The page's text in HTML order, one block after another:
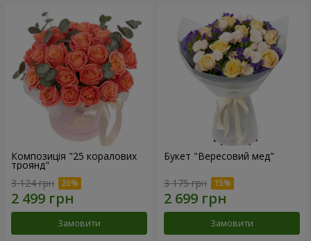
Композиція "25 коралових
троянд"
3 124 грн
Замовити
Букет "Вересовий мед"
3 175 грн
Замовити